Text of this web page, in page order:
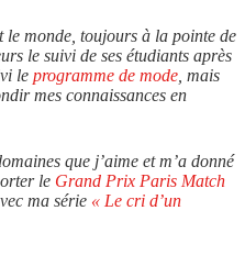
le monde, toujours à la pointe de
le suivi de ses étudiants après
le programme de mode , mais
mes connaissances en
que j’aime et m’a donné
le Grand Prix Paris Match
ma série « Le cri d’un